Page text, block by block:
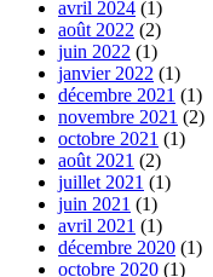
avril 2024 (1)
août 2022 (2)
juin 2022 (1)
janvier 2022 (1)
décembre 2021 (1)
novembre 2021 (2)
octobre 2021 (1)
août 2021 (2)
juillet 2021 (1)
juin 2021 (1)
avril 2021 (1)
décembre 2020 (1)
octobre 2020 (1)